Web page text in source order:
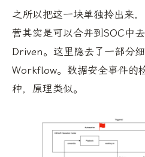
之所以把这一块单独拎出来
营其实是可以合并到SOC中
Driven。这里隐去了一部分
Workflow。数据安全事件的
种，原理类似。